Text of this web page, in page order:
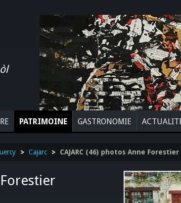
PATRIMOINE GASTRONOMIE
> Cajarc > CAJARC (46) photos Anne Forestier